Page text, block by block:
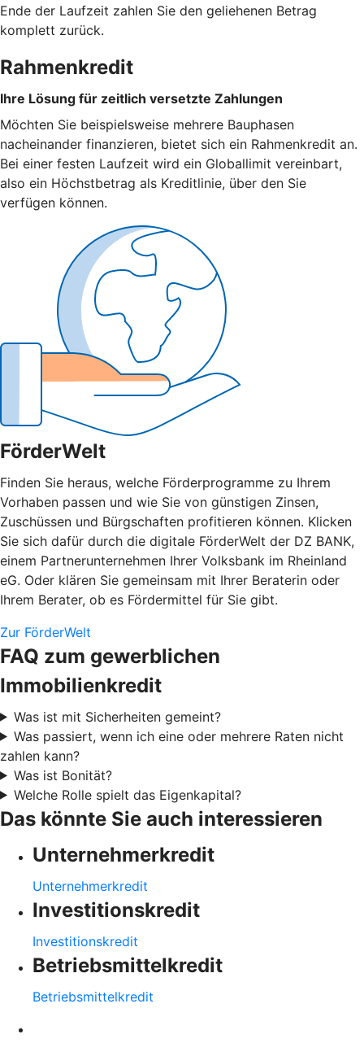
Ende der Laufzeit zahlen Sie den geliehenen Betrag
komplett zurück.
Rahmenkredit
Ihre Lösung für zeitlich versetzte Zahlungen
Möchten Sie beispielsweise mehrere Bauphasen
nacheinander finanzieren, bietet sich ein Rahmenkredit an.
Bei einer festen Laufzeit wird ein Globallimit vereinbart,
also ein Höchstbetrag als Kreditlinie, über den Sie
verfügen können.
FörderWelt
Finden Sie heraus, welche Förderprogramme zu Ihrem
Vorhaben passen und wie Sie von günstigen Zinsen,
Zuschüssen und Bürgschaften profitieren können. Klicken
Sie sich dafür durch die digitale FörderWelt der DZ BANK,
einem Partnerunternehmen Ihrer Volksbank im Rheinland
eG. Oder klären Sie gemeinsam mit Ihrer Beraterin oder
Ihrem Berater, ob es Fördermittel für Sie gibt.
Zur FörderWelt
FAQ zum gewerblichen
Immobilienkredit
Was ist mit Sicherheiten gemeint?
Was passiert, wenn ich eine oder mehrere Raten nicht
zahlen kann?
Was ist Bonität?
Welche Rolle spielt das Eigenkapital?
Das könnte Sie auch interessieren
Unternehmerkredit
Unternehmerkredit
Investitionskredit
Investitionskredit
Betriebsmittelkredit
Betriebsmittelkredit